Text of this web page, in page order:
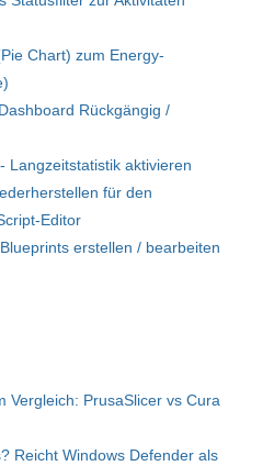
Chart) zum Energy-
Rückgängig /
Langzeitstatistik aktivieren
für den
Editor
erstellen / bearbeiten
Vergleich: PrusaSlicer vs Cura
Reicht Windows Defender als